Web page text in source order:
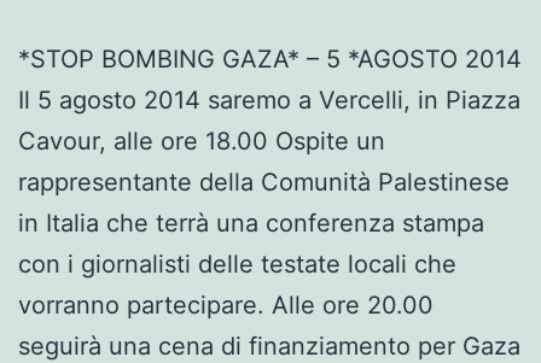
*STOP BOMBING GAZA* – 5 *AGOSTO 2014
Il 5 agosto 2014 saremo a Vercelli, in Piazza
Cavour, alle ore 18.00 Ospite un
rappresentante della Comunità Palestinese
in Italia che terrà una conferenza stampa
con i giornalisti delle testate locali che
vorranno partecipare. Alle ore 20.00
seguirà una cena di finanziamento per Gaza